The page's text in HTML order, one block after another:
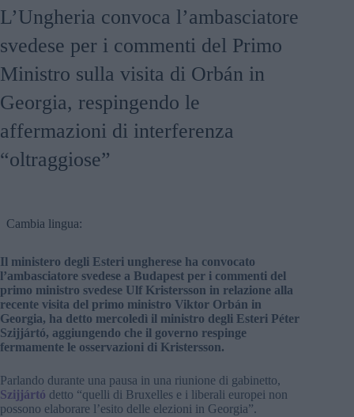
L’Ungheria convoca l’ambasciatore
svedese per i commenti del Primo
Ministro sulla visita di Orbán in
Georgia, respingendo le
affermazioni di interferenza
“oltraggiose”
Cambia lingua:
Il ministero degli Esteri ungherese ha convocato
l’ambasciatore svedese a Budapest per i commenti del
primo ministro svedese Ulf Kristersson in relazione alla
recente visita del primo ministro Viktor Orbán in
Georgia, ha detto mercoledì il ministro degli Esteri Péter
Szijjártó, aggiungendo che il governo respinge
fermamente le osservazioni di Kristersson.
Parlando durante una pausa in una riunione di gabinetto,
Szijjártó detto “quelli di Bruxelles e i liberali europei non
possono elaborare l’esito delle elezioni in Georgia”.